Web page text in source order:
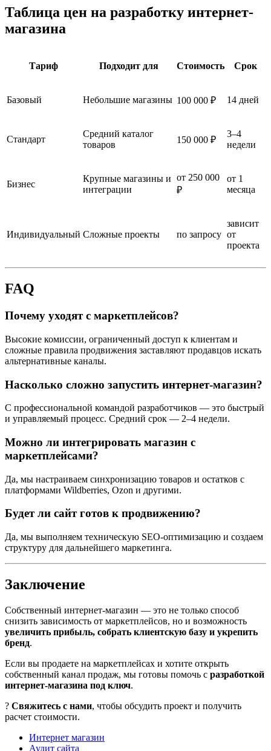
Таблица цен на разработку интернет-
магазина
Тариф Подходит для Стоимость Срок
Базовый Небольшие магазины 100 000 ₽ 14 дней
Стандарт
Средний каталог
товаров
150 000 ₽
3–4
недели
Бизнес
Крупные магазины и
интеграции
от 250 000
₽
от 1
месяца
Индивидуальный Сложные проекты по запросу
зависит
от
проекта
FAQ
Почему уходят с маркетплейсов?
Высокие комиссии, ограниченный доступ к клиентам и
сложные правила продвижения заставляют продавцов искать
альтернативные каналы.
Насколько сложно запустить интернет-магазин?
С профессиональной командой разработчиков — это быстрый
и управляемый процесс. Средний срок — 2–4 недели.
Можно ли интегрировать магазин с
маркетплейсами?
Да, мы настраиваем синхронизацию товаров и остатков с
платформами Wildberries, Ozon и другими.
Будет ли сайт готов к продвижению?
Да, мы выполняем техническую SEO-оптимизацию и создаем
структуру для дальнейшего маркетинга.
Заключение
Собственный интернет-магазин — это не только способ
снизить зависимость от маркетплейсов, но и возможность
увеличить прибыль, собрать клиентскую базу и укрепить
бренд.
Если вы продаете на маркетплейсах и хотите открыть
собственный канал продаж, мы готовы помочь с разработкой
интернет-магазина под ключ.
? Свяжитесь с нами, чтобы обсудить проект и получить
расчет стоимости.
Интернет магазин
Аудит сайта